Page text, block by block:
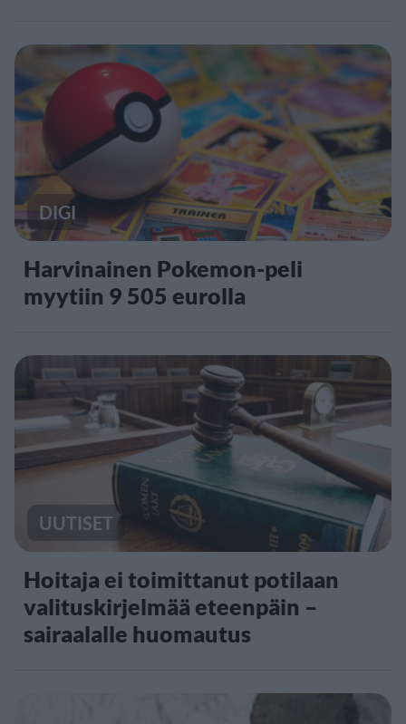
DIGI
Harvinainen Pokemon-peli
myytiin 9 505 eurolla
UUTISET
Hoitaja ei toimittanut potilaan
valituskirjelmää eteenpäin –
sairaalalle huomautus